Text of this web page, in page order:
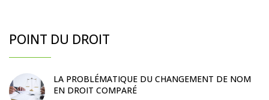
POINT DU DROIT
LA PROBLÉMATIQUE DU CHANGEMENT DE NOM
EN DROIT COMPARÉ